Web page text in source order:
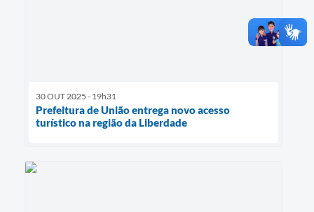
30 OUT 2025 - 19h31
Prefeitura de União entrega novo acesso
turístico na região da Liberdade